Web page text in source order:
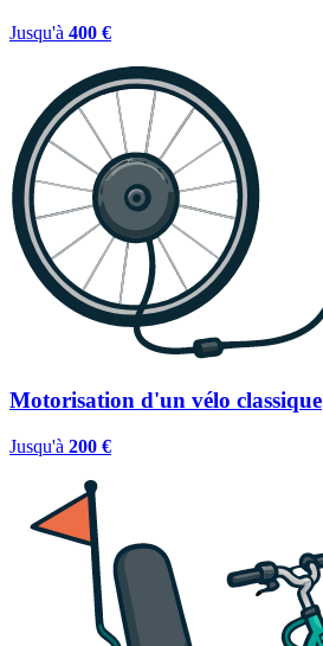
Jusqu'à 400 €
Motorisation d'un vélo classique
Jusqu'à 200 €